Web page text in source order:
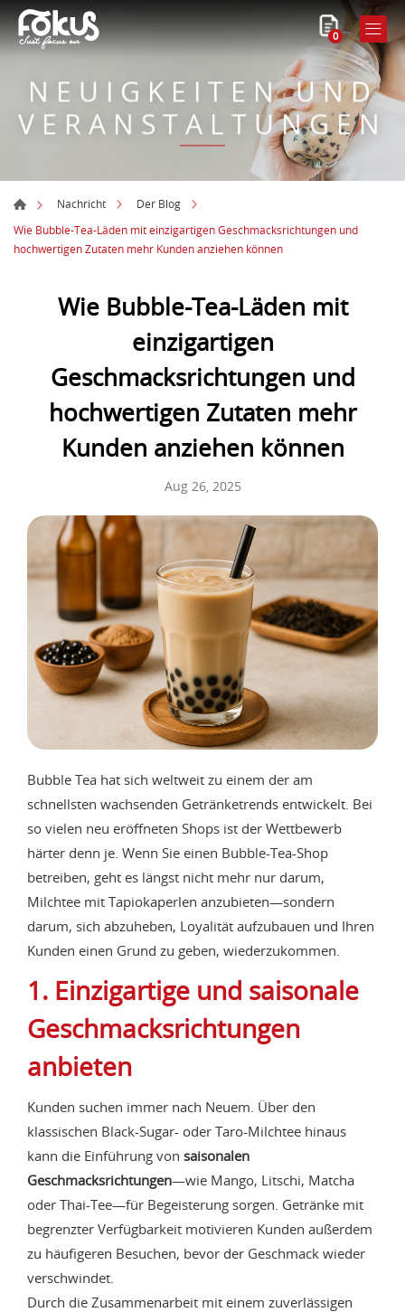
0
NEUIGKEITEN UND
VERANSTALTUNGEN
Nachricht
Der Blog
Wie Bubble-Tea-Läden mit einzigartigen Geschmacksrichtungen und
hochwertigen Zutaten mehr Kunden anziehen können
Wie Bubble-Tea-Läden mit
einzigartigen
Geschmacksrichtungen und
hochwertigen Zutaten mehr
Kunden anziehen können
Aug 26, 2025
Bubble Tea hat sich weltweit zu einem der am
schnellsten wachsenden Getränketrends entwickelt. Bei
so vielen neu eröffneten Shops ist der Wettbewerb
härter denn je. Wenn Sie einen Bubble-Tea-Shop
betreiben, geht es längst nicht mehr nur darum,
Milchtee mit Tapiokaperlen anzubieten—sondern
darum, sich abzuheben, Loyalität aufzubauen und Ihren
Kunden einen Grund zu geben, wiederzukommen.
1. Einzigartige und saisonale
Geschmacksrichtungen
anbieten
Kunden suchen immer nach Neuem. Über den
klassischen Black-Sugar- oder Taro-Milchtee hinaus
kann die Einführung von saisonalen
Geschmacksrichtungen—wie Mango, Litschi, Matcha
oder Thai-Tee—für Begeisterung sorgen. Getränke mit
begrenzter Verfügbarkeit motivieren Kunden außerdem
zu häufigeren Besuchen, bevor der Geschmack wieder
verschwindet.
Durch die Zusammenarbeit mit einem zuverlässigen